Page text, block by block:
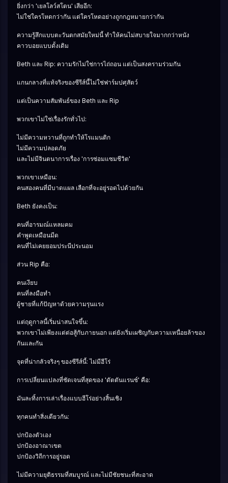
ยิ่งกว่า 'เยลโลว์สโตน' เสียอีก:
ไม่ใช่ใครโหดกว่ากัน แต่ใครโหดอย่างถูกกฎหมายกว่ากัน
ความรู้สึกแบบตะวันตกสมัยใหม่นี้ ทำให้คนไม่สบายใจมากกว่าหนัง
คาวบอยแบบดั้งเดิม
Beth และ Rip: ความรักไม่ใช่การไถ่ถอน แต่เป็นสงครามร่วมกัน
แกนกลางที่แท้จริงของซีรีส์นี้ไม่ใช่ฟาร์มปศุสัตว์
แต่เป็นความสัมพันธ์ของ Beth และ Rip
พวกเขาไม่ใช่เรื่องรักทั่วไป:
ไม่มีความหวานที่ถูกทำให้โรแมนติก
ไม่มีความปลอดภัย
และไม่มีจินตนาการเรื่อง 'การซ่อมแซมชีวิต'
พวกเขาเหมือน:
คนสองคนที่มีบาดแผล เลือกที่จะอยู่รอดไปด้วยกัน
Beth ยังคงเป็น:
คนที่อารมณ์แหลมคม
คำพูดเหมือนมีด
คนที่ไม่เคยยอมประนีประนอม
ส่วน Rip คือ:
คนเงียบ
คนที่ลงมือทำ
ผู้ชายที่แก้ปัญหาด้วยความรุนแรง
แต่ฤดูกาลนี้เริ่มน่าสนใจขึ้น:
พวกเขาไม่เพียงแต่ต่อสู้กับภายนอก แต่ยังเริ่มเผชิญกับความเหนื่อยล้าของ
กันและกัน
จุดที่น่ากลัวจริงๆ ของซีรีส์นี้: ไม่มีฮีโร่
การเปลี่ยนแปลงที่ชัดเจนที่สุดของ 'ดัตตันแรนช์' คือ:
มันละทิ้งการเล่าเรื่องแบบฮีโร่อย่างสิ้นเชิง
ทุกคนทำสิ่งเดียวกัน:
ปกป้องตัวเอง
ปกป้องอาณาเขต
ปกป้องวิถีการอยู่รอด
ไม่มีความยุติธรรมที่สมบูรณ์ และไม่มีชัยชนะที่สะอาด